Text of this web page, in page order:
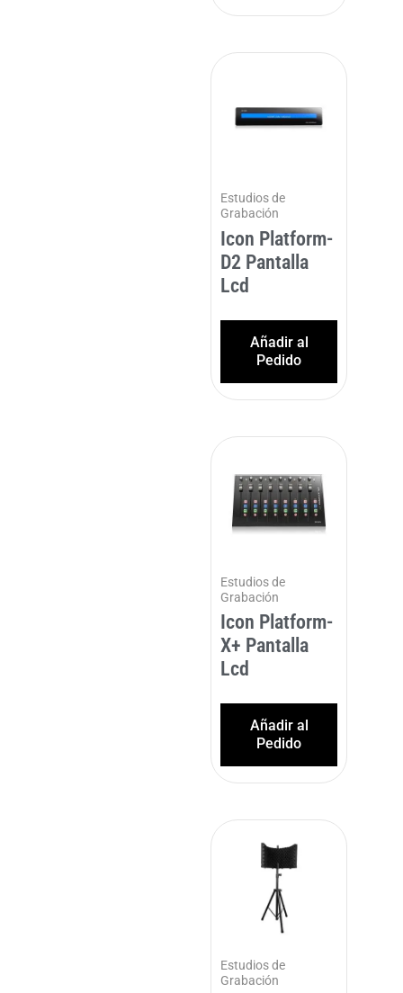
Estudios de
Grabación
Icon Platform-
D2 Pantalla
Lcd
Añadir al
Pedido
Estudios de
Grabación
Icon Platform-
X+ Pantalla
Lcd
Añadir al
Pedido
Estudios de
Grabación